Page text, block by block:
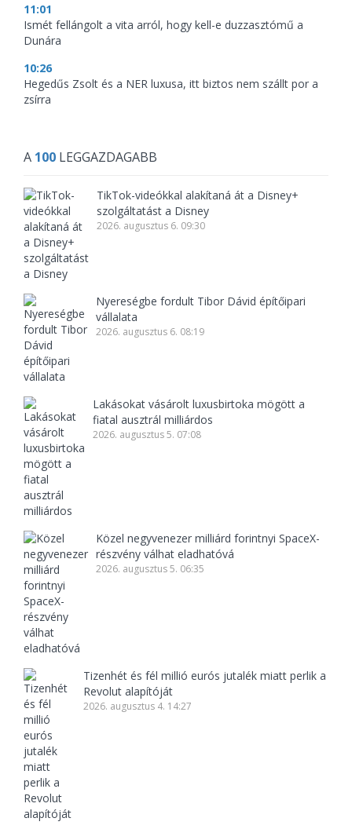
11:01
Ismét fellángolt a vita arról, hogy kell-e duzzasztómű a
Dunára
10:26
Hegedűs Zsolt és a NER luxusa, itt biztos nem szállt por a
zsírra
A 100 LEGGAZDAGABB
TikTok-videókkal alakítaná át a Disney+
szolgáltatást a Disney
2026. augusztus 6. 09:30
Nyereségbe fordult Tibor Dávid építőipari
vállalata
2026. augusztus 6. 08:19
Lakásokat vásárolt luxusbirtoka mögött a
fiatal ausztrál milliárdos
2026. augusztus 5. 07:08
Közel negyvenezer milliárd forintnyi SpaceX-
részvény válhat eladhatóvá
2026. augusztus 5. 06:35
Tizenhét és fél millió eurós jutalék miatt perlik a
Revolut alapítóját
2026. augusztus 4. 14:27